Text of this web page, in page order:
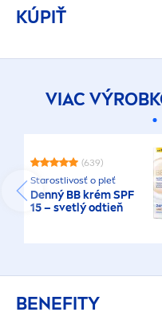
KÚPIŤ
VIAC
(639)
Starostlivosť o pleť
Denný BB krém SPF
15 – svetlý odtieň
BENEFITY